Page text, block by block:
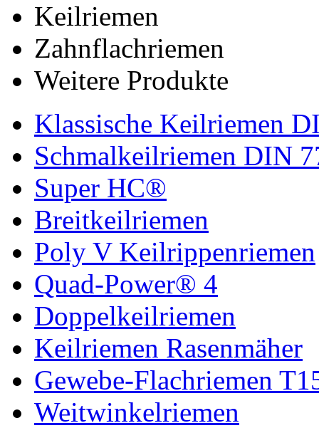
Keilriemen
Zahnflachriemen
Weitere Produkte
Klassische Keilriemen
Schmalkeilriemen DIN
Super HC®
Breitkeilriemen
Poly V Keilrippenriemen
Quad-Power® 4
Doppelkeilriemen
Keilriemen Rasenmäher
Gewebe-Flachriemen
Weitwinkelriemen